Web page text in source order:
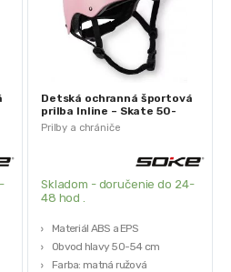
Prilby a chrániče
Detská ochranná športová
prilba Inline – Skate 50-
54cm S| ružová
Skladom - doručenie do 24-
48 hod .
Materiál ABS a EPS
Obvod hlavy 50-54 cm
Farba: matná ružová